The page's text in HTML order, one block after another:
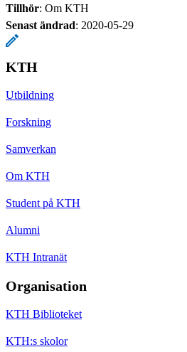
Tillhör: Om KTH
Senast ändrad: 2020-05-29
KTH
Utbildning
Forskning
Samverkan
Om KTH
Student på KTH
Alumni
KTH Intranät
Organisation
KTH Biblioteket
KTH:s skolor